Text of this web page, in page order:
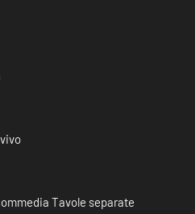
Tavole separate